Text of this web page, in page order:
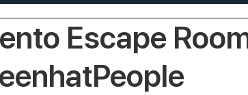
Escape